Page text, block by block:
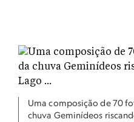
Uma composição de 70
chuva Geminídeos